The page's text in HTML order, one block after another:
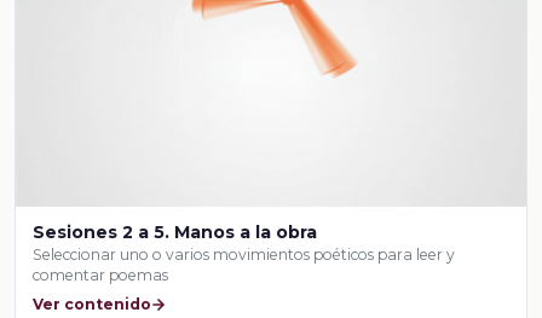
Sesiones 2 a 5. Manos a la obra
Seleccionar uno o varios movimientos poéticos para leer y
comentar poemas
Ver contenido